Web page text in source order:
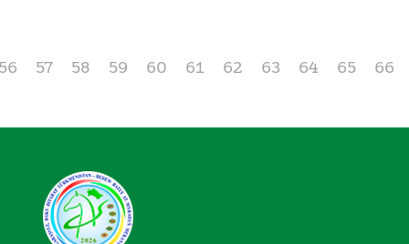
57 58 59 60 61 62 63 64 65 66